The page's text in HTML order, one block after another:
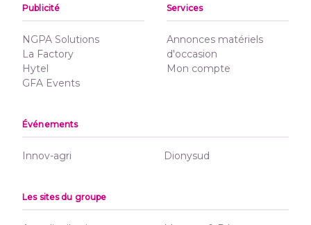
Publicité
NGPA Solutions
La Factory
Hytel
GFA Events
Services
Annonces matériels
d'occasion
Mon compte
Événements
Innov-agri Dionysud
Les sites du groupe